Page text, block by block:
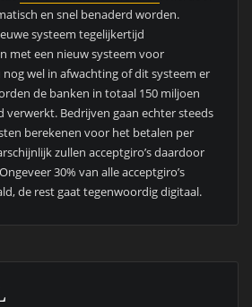
en snel benaderd worden.
systeem tegelijkertijd
met een nieuw systeem voor
nog wel in afwachting of dit systeem er
de banken in totaal 150 miljoen
verwerkt. Bedrijven gaan echter steeds
berekenen voor het betalen per
zullen acceptgiro’s daardoor
30% van alle acceptgiro’s
de rest gaat tegenwoordig digitaal.